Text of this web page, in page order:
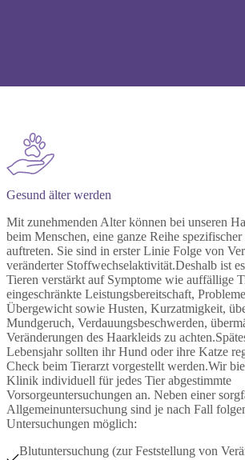
Gesund älter werden
Mit zunehmenden Alter können bei unseren
beim Menschen, eine ganze Reihe
auftreten. Sie sind in erster Linie Folge von
veränderter Stoffwechselaktivität.Deshalb ist
Tieren verstärkt auf Symptome wie auffällige
eingeschränkte Leistungsbereitschaft,
Übergewicht sowie Husten, Kurzatmigkeit,
Mundgeruch, Verdauungsbeschwerden,
Veränderungen des Haarkleids zu
Lebensjahr sollten ihr Hund oder ihre Katze
Check beim Tierarzt vorgestellt werden.Wir
Klinik individuell für jedes Tier abgestimmte
Vorsorgeuntersuchungen an. Neben einer
Allgemeinuntersuchung sind je nach Fall
Untersuchungen möglich:
Blutuntersuchung (zur Feststellung von